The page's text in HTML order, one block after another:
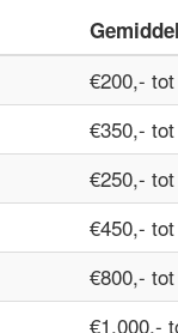
€200,-
€350,-
€250,-
€450,-
€800,-
€1.000,-